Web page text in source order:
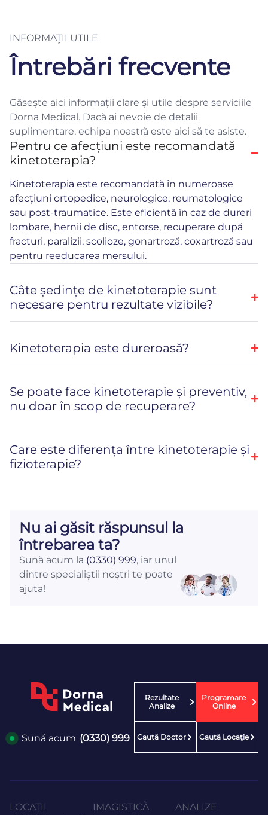
INFORMAŢII UTILE
Întrebări frecvente
Găsește aici informații clare și utile despre serviciile
Dorna Medical. Dacă ai nevoie de detalii
suplimentare, echipa noastră este aici să te asiste.
Pentru ce afecțiuni este recomandată
kinetoterapia?
Kinetoterapia este recomandată în numeroase
afecțiuni ortopedice, neurologice, reumatologice
sau post-traumatice. Este eficientă în caz de dureri
lombare, hernii de disc, entorse, recuperare după
fracturi, paralizii, scolioze, gonartroză, coxartroză sau
pentru reeducarea mersului.
Câte ședințe de kinetoterapie sunt
necesare pentru rezultate vizibile?
Kinetoterapia este dureroasă?
Se poate face kinetoterapie și preventiv,
nu doar în scop de recuperare?
Care este diferența între kinetoterapie și
fizioterapie?
Nu ai găsit răspunsul la
întrebarea ta?
Sună acum la (0330) 999, iar unul
dintre specialiștii noștri te poate
ajuta!
Sună acum (0330) 999
Rezultate
Analize
Programare
Online
Caută Doctor Caută Locaţie
LOCAȚII
IMAGISTICĂ
ANALIZE